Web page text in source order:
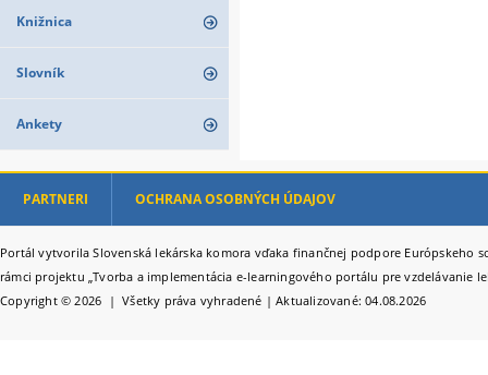
Knižnica
Slovník
Ankety
PARTNERI OCHRANA OSOBNÝCH ÚDAJOV
Portál vytvorila Slovenská lekárska komora vďaka finančnej podpore Európskeho
rámci projektu „Tvorba a implementácia e-learningového portálu pre vzdelávanie
Copyright © 2026 | Všetky práva vyhradené | Aktualizované: 04.08.2026